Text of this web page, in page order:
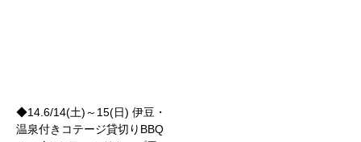
◆14.6/14(土)～15(日) 伊豆・
温泉付きコテージ貸切りBBQ